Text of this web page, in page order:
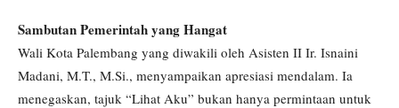
Sambutan Pemerintah yang Hangat
Wali Kota Palembang yang diwakili oleh Asisten II Ir. Isnaini
Madani, M.T., M.Si., menyampaikan apresiasi mendalam. Ia
menegaskan, tajuk “Lihat Aku” bukan hanya permintaan untuk